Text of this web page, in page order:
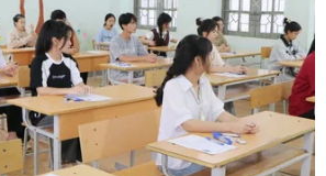
đến hấp dẫn với doanh
hàng đầu của Mỹ
Bản nói Việt Nam nên ưu tiên
đóng gói chip bán dẫn